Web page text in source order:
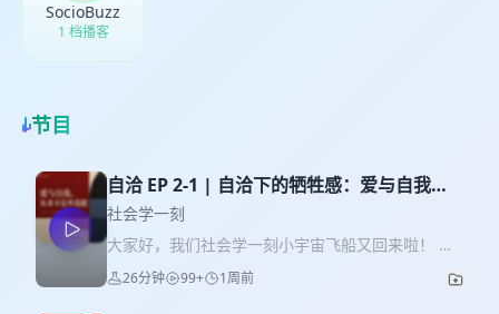
SocioBuzz
1 档播客
节目
自洽 EP 2-1 | 自洽下的牺牲感：爱与自我，
从来不是单选题
社会学一刻
大家好，我们社会学一刻小宇宙飞船又回来啦！ 接
下来是咱们本期的播客时间轴，请点击： 00:00—
07:28 自己选择的事情，就不能觉得委屈吗？ 这一
26分钟 99+ 1周前